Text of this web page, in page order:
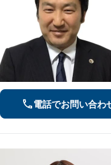
電話でお問い合わ